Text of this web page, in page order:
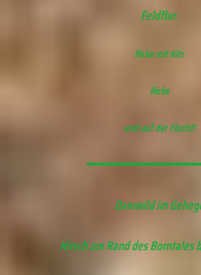
Feldflur.
Ricke mit Kitz
Ricke
und auf der Flucht!
Damwild im
Hirsch am Rand des